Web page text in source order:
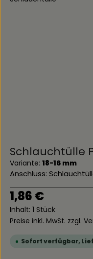
Schlauchtülle
Variante: 18-16 mm
Anschluss:
Regulärer Preis:
1,86 €
Inhalt: 1 Stück
Preise inkl. MwSt. zzgl.
Sofort verfügbar,